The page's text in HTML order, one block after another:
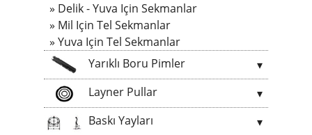
Delik - Yuva Için Sekmanlar
Mil Için Tel Sekmanlar
Yuva Için Tel Sekmanlar
Yarıklı Boru Pimler
Layner Pullar
Baskı Yayları